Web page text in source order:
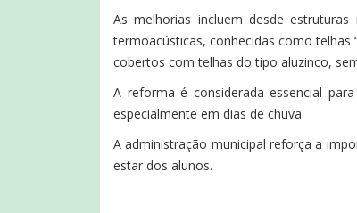
As melhorias incluem desde
termoacústicas, conhecidas como telhas
cobertos com telhas do tipo aluzinco,
A reforma é considerada essencial
especialmente em dias de chuva.
A administração municipal reforça a
estar dos alunos.